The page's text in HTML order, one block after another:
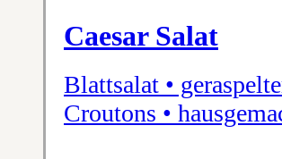
Caesar Salat
Blattsalat •
Croutons •